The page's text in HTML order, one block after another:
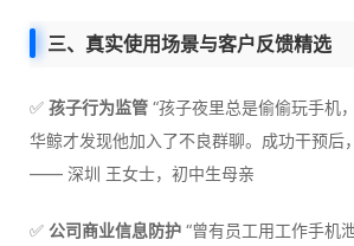
三、真实使用场景与客户反馈精选
✅ 孩子行为监管 “孩子夜里总是偷偷玩手机
华鲸才发现他加入了不良群聊。成功干预后
—— 深圳 王女士，初中生母亲
✅ 公司商业信息防护 “曾有员工用工作手机